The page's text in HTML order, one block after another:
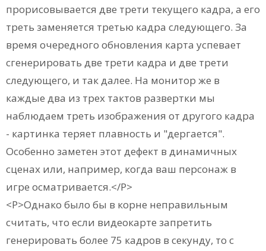
прорисовывается две трети текущего кадра, а его
треть заменяется третью кадра следующего. За
время очередного обновления карта успевает
сгенерировать две трети кадра и две трети
следующего, и так далее. На монитор же в
каждые два из трех тактов развертки мы
наблюдаем треть изображения от другого кадра
- картинка теряет плавность и "дергается".
Особенно заметен этот дефект в динамичных
сценах или, например, когда ваш персонаж в
игре осматривается.</P>
<P>Однако было бы в корне неправильным
считать, что если видеокарте запретить
генерировать более 75 кадров в секунду, то с